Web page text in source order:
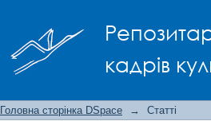
кадрів
Головна сторінка DSpace → Статті